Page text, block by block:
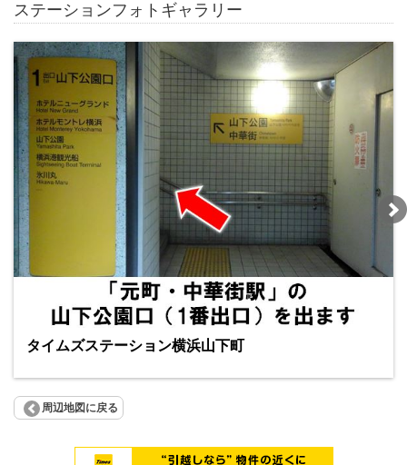
ステーションフォトギャラリー
タイムズステーション横浜山下町
周辺地図に戻る